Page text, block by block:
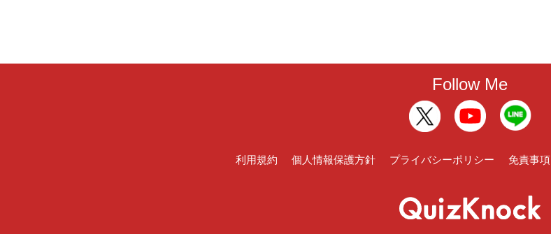
Follow Me
利用規約 個人情報保護方針 プライバシーポリシー 免責事項